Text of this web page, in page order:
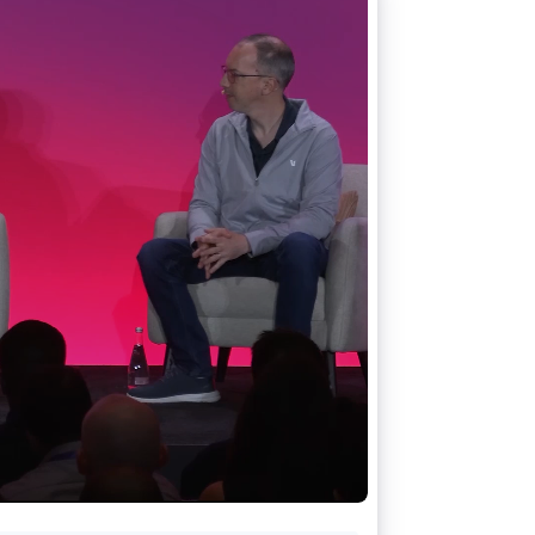
Stripe Sessions 2026
Descubre cómo Stripe
está construyendo la
infraestructura
económica para la IA.
Ver ahora